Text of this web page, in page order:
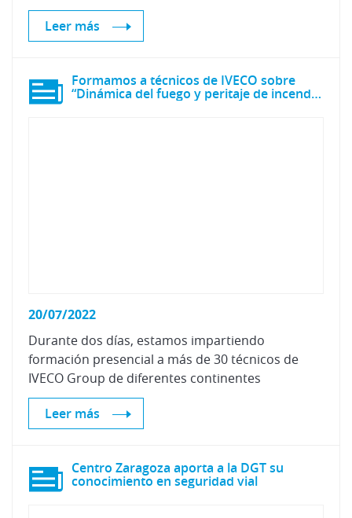
Leer más
Formamos a técnicos de IVECO sobre
“Dinámica del fuego y peritaje de incendios”
20/07/2022
Durante dos días, estamos impartiendo
formación presencial a más de 30 técnicos de
IVECO Group de diferentes continentes
Leer más
Centro Zaragoza aporta a la DGT su
conocimiento en seguridad vial